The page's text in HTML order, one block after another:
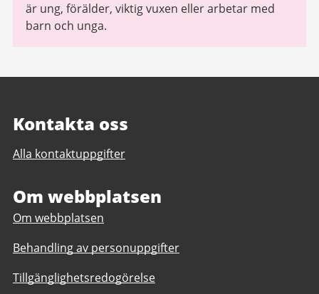
är ung, förälder, viktig vuxen eller arbetar med
barn och unga.
Kontakta oss
Alla kontaktuppgifter
Om webbplatsen
Om webbplatsen
Behandling av personuppgifter
Tillgänglighetsredogörelse